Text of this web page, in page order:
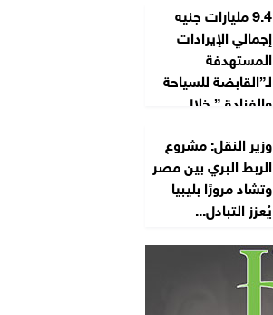
9.4 مليارات جنيه
إجمالي الإيرادات
المستهدفة
لـ”القابضة للسياحة
والفنادق” خلال
وزير النقل: مشروع
الربط البري بين مصر
وتشاد مرورًا بليبيا
يُعزز التبادل...